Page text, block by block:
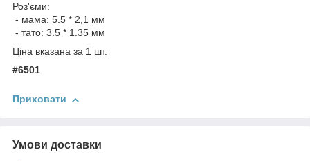
Роз'єми:
- мама: 5.5 * 2,1 мм
- тато: 3.5 * 1.35 мм
Ціна вказана за 1 шт.
#6501
Приховати
Умови доставки